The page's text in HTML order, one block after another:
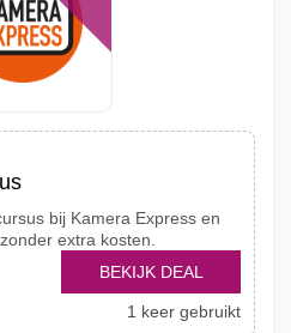
bij Kamera Express en
extra kosten.
BEKIJK DEAL
1 keer gebruikt